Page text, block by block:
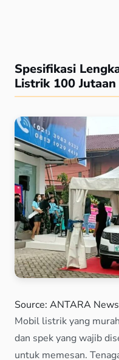
Spesifikasi
Listrik 100 Jutaan
Source: ANTARA News
Mobil listrik yang
dan spek yang wajib
untuk memesan.